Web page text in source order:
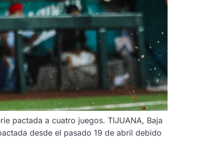
pactada a cuatro juegos. TIJUANA, Baja
desde el pasado 19 de abril debido